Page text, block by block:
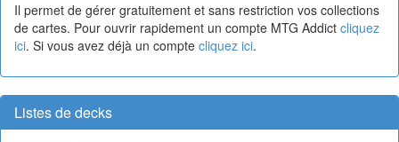
Il permet de gérer gratuitement et sans restriction vos collections
de cartes. Pour ouvrir rapidement un compte MTG Addict cliquez
ici. Si vous avez déjà un compte cliquez ici.
Listes de decks